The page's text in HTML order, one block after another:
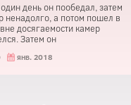
день он пообедал, затем
ненадолго, а потом пошел в
досягаемости камер
Затем он
янв. 2018